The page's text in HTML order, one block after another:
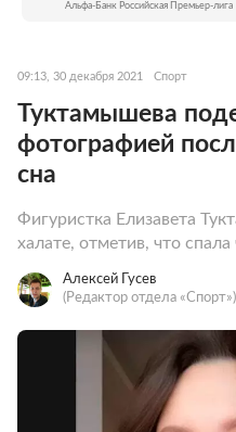
Альфа-Банк Российская Премьер-лига
09:13, 30 декабря 2021 Спорт
Туктамышева
фотографией
сна
Фигуристка Елизавета
халате, отметив, что спала
Алексей Гусев
(Редактор отдела «Спорт»)